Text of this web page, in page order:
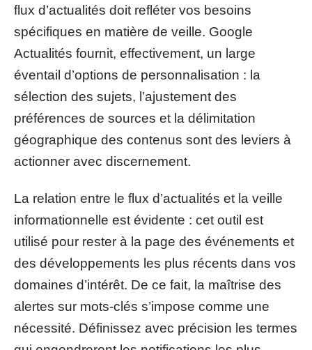
flux d’actualités doit refléter vos besoins
spécifiques en matière de veille. Google
Actualités fournit, effectivement, un large
éventail d’options de personnalisation : la
sélection des sujets, l’ajustement des
préférences de sources et la délimitation
géographique des contenus sont des leviers à
actionner avec discernement.
La relation entre le flux d’actualités et la veille
informationnelle est évidente : cet outil est
utilisé pour rester à la page des événements et
des développements les plus récents dans vos
domaines d’intérêt. De ce fait, la maîtrise des
alertes sur mots-clés s’impose comme une
nécessité. Définissez avec précision les termes